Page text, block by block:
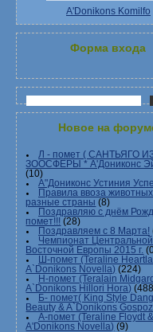
A'Donikons Komilfo
Форма входа
Новое на
Л - помет ( САНТЬЯГО
ЗООСФЕРЫ * А'Дониконс
(10)
А"Дониконс Устиния
Правила ввоза
разные страны (8)
Поздравляю с днём
помет!!! (28)
Поздравляем с 8 Марта!
Чемпионат
Восточной Европы 2015 г.
Ш-помет (Teraline
A`Donikons Novella) (224)
Н-помет (Teralain
A`Donikons Hillori Hora)
Б- помет( King Style
Beauty & A`Donikons
А-помет (Teraline Floydt &
A'Donikons Novella) (9)